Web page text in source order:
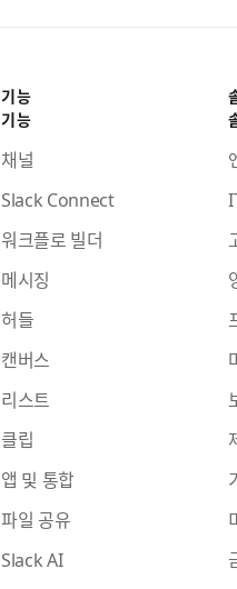
기능
기능
채널
Slack Connect
워크플로 빌더
메시징
허들
캔버스
리스트
클립
앱 및 통합
파일 공유
Slack AI